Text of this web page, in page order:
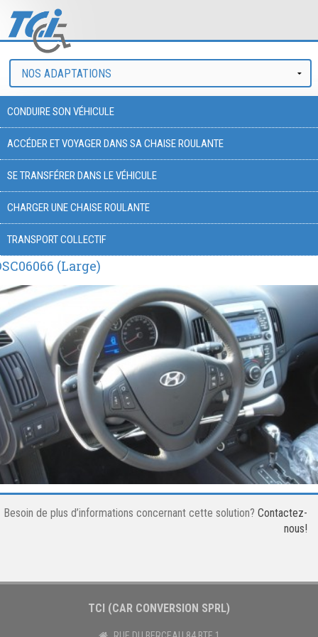
CONDUIRE SON VÉHICULE
ACCÉDER ET VOYAGER DANS SA CHAISE ROULANTE
SE TRANSFÉRER DANS LE VÉHICULE
CHARGER UNE CHAISE ROULANTE
TRANSPORT COLLECTIF
(Large)
Besoin de plus d’informations concernant cette solution? Contactez-
nous!
TCI (CAR CONVERSION SPRL)